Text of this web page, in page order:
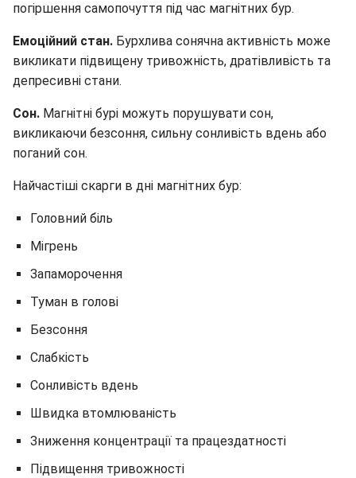
погіршення самопочуття під час магнітних бур.
Емоційний стан. Бурхлива сонячна активність може
викликати підвищену тривожність, дратівливість та
депресивні стани.
Сон. Магнітні бурі можуть порушувати сон,
викликаючи безсоння, сильну сонливість вдень або
поганий сон.
Найчастіші скарги в дні магнітних бур:
Головний біль
Мігрень
Запаморочення
Туман в голові
Безсоння
Слабкість
Сонливість вдень
Швидка втомлюваність
Зниження концентрації та працездатності
Підвищення тривожності